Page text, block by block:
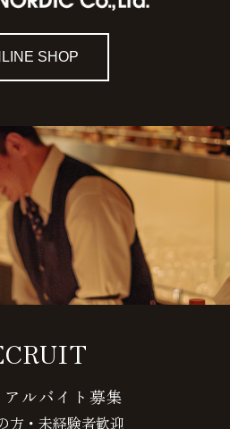
SHOP
ルバイト募集
方・未経験者歓迎